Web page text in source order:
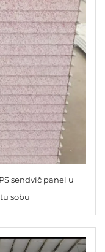
sendvič panel u
sobu